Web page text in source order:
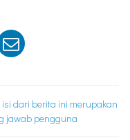
dari berita ini merupakan
jawab pengguna